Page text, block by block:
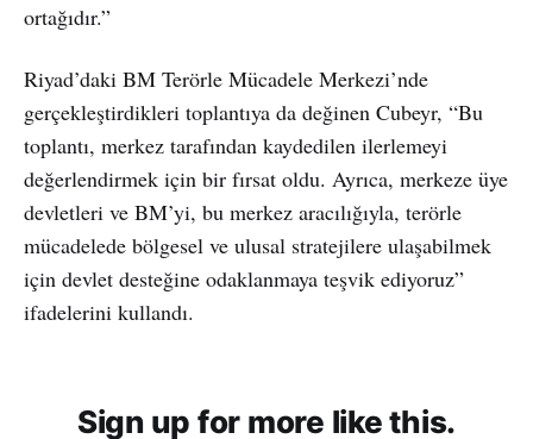
ortağıdır.”
Riyad’daki BM Terörle Mücadele Merkezi’nde
gerçekleştirdikleri toplantıya da değinen Cubeyr, “Bu
toplantı, merkez tarafından kaydedilen ilerlemeyi
değerlendirmek için bir fırsat oldu. Ayrıca, merkeze üye
devletleri ve BM’yi, bu merkez aracılığıyla, terörle
mücadelede bölgesel ve ulusal stratejilere ulaşabilmek
için devlet desteğine odaklanmaya teşvik ediyoruz”
ifadelerini kullandı.
Sign up for more like this.